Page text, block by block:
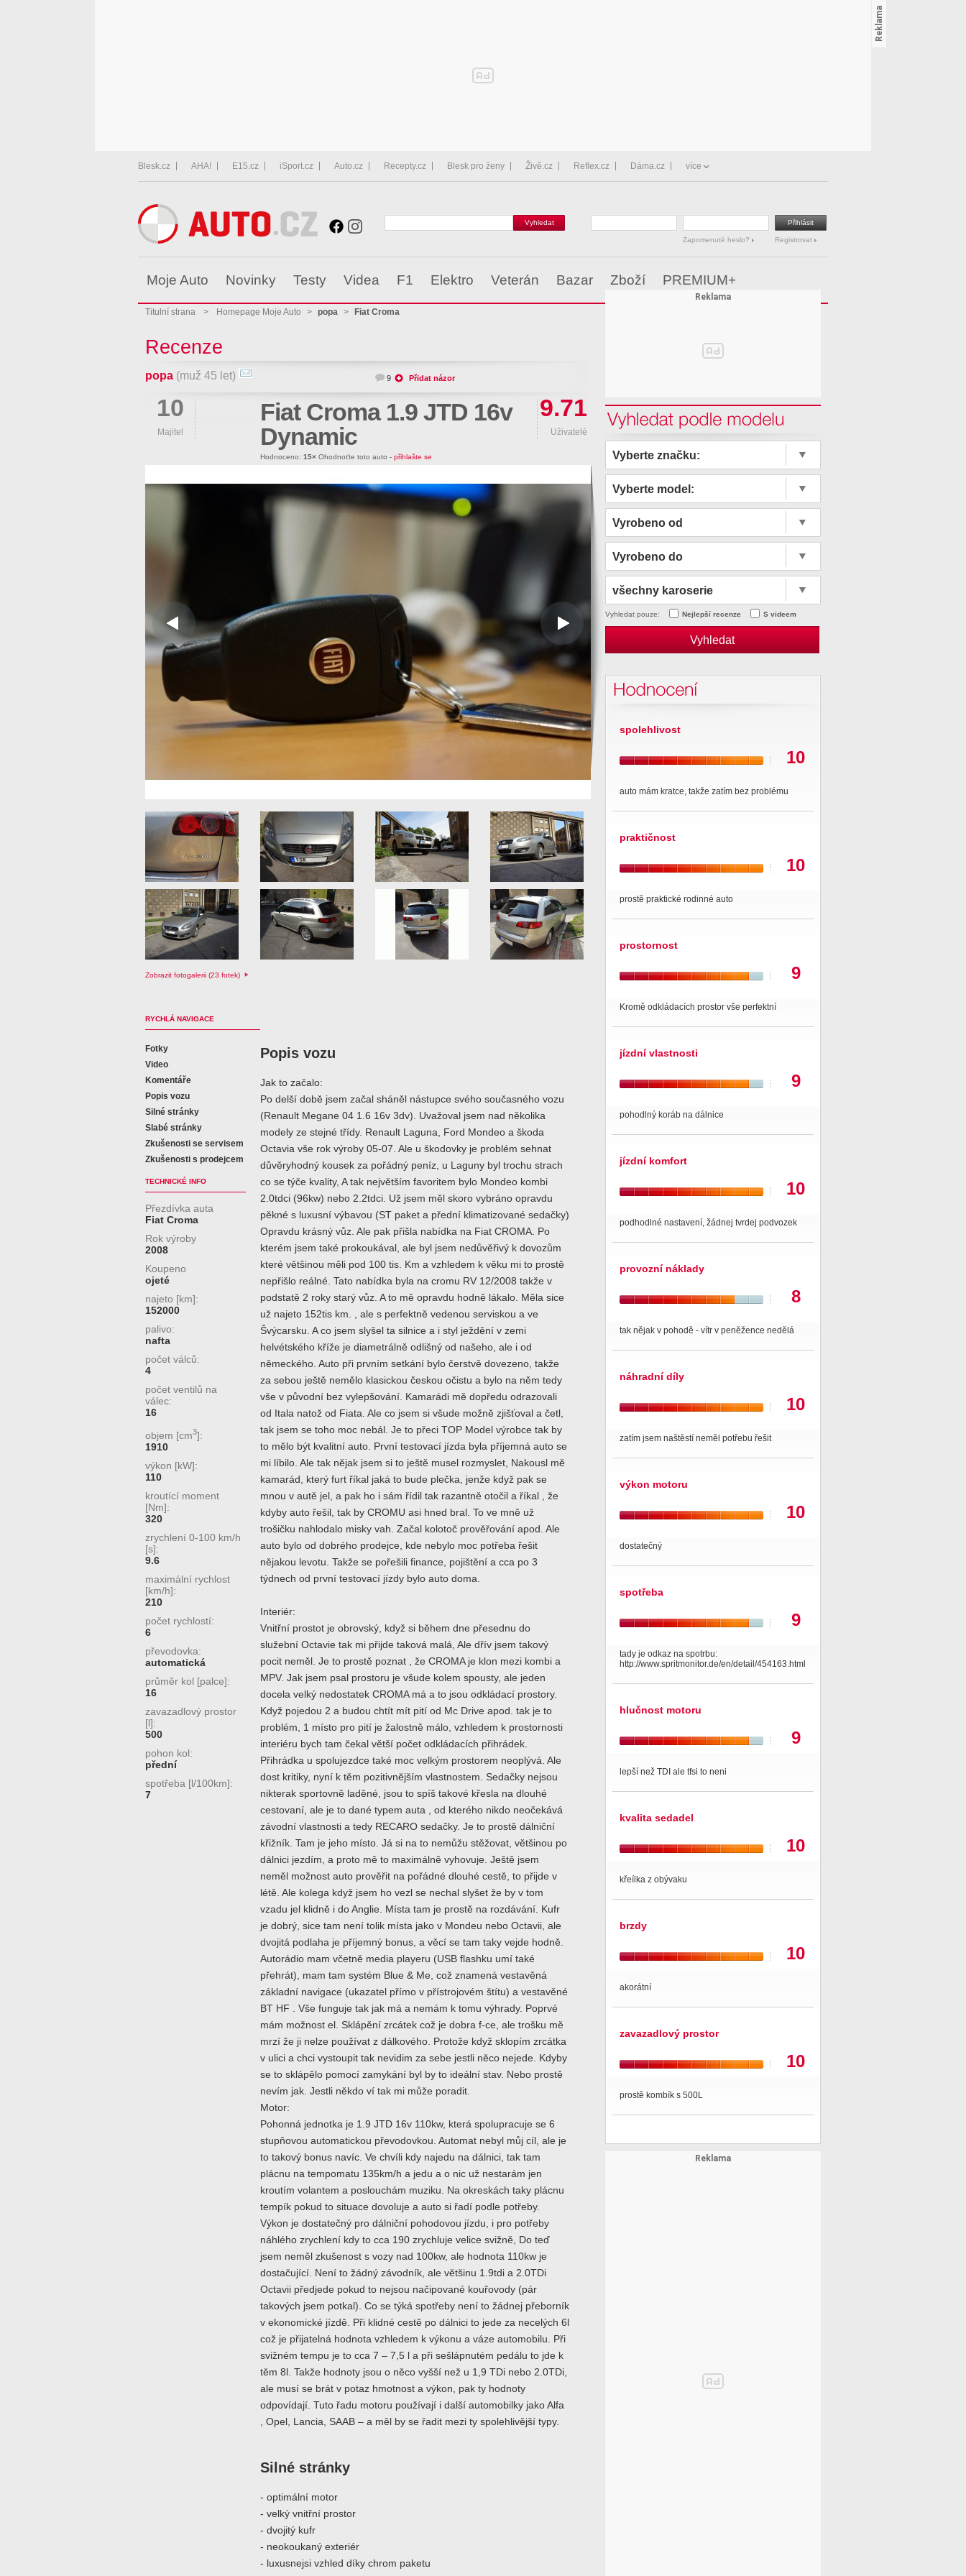
Blesk.cz AHA! E15.cz iSport.cz Auto.cz Recepty.cz Blesk pro ženy Živě.cz Reflex.cz Dáma.cz více
Zapomenuté heslo? Registrovat
Moje Auto Novinky Testy Videa F1 Elektro Veterán Bazar Zboží PREMIUM+
Titulní strana > Homepage Moje Auto > popa > Fiat Croma
Recenze
popa (muž 45 let) 9 Přidat názor
10
Majitel
Fiat Croma 1.9 JTD 16v
Dynamic
9.71
Uživatelé
Hodnoceno: 15× Ohodnoťte toto auto - přihlašte se
Zobrazit fotogalerii (23 fotek)
RYCHLÁ NAVIGACE
Fotky
Video
Komentáře
Popis vozu
Silné stránky
Slabé stránky
Zkušenosti se servisem
Zkušenosti s prodejcem
TECHNICKÉ INFO
Přezdívka auta
Fiat Croma
Rok výroby
2008
Koupeno
ojeté
najeto [km]:
152000
palivo:
nafta
počet válců:
4
počet ventilů na
válec:
16
objem [cm3]:
1910
výkon [kW]:
110
kroutící moment
[Nm]:
320
zrychlení 0-100 km/h
[s]:
9.6
maximální rychlost
[km/h]:
210
počet rychlostí:
6
převodovka:
automatická
průměr kol [palce]:
16
zavazadlový prostor
[l]:
500
pohon kol:
přední
spotřeba [l/100km]:
7
Popis vozu
Jak to začalo:
Po delší době jsem začal sháněl nástupce svého současného vozu
(Renault Megane 04 1.6 16v 3dv). Uvažoval jsem nad několika
modely ze stejné třídy. Renault Laguna, Ford Mondeo a škoda
Octavia vše rok výroby 05-07. Ale u škodovky je problém sehnat
důvěryhodný kousek za pořádný peníz, u Laguny byl trochu strach
co se týče kvality, A tak největším favoritem bylo Mondeo kombi
2.0tdci (96kw) nebo 2.2tdci. Už jsem měl skoro vybráno opravdu
pěkné s luxusní výbavou (ST paket a přední klimatizované sedačky)
Opravdu krásný vůz. Ale pak přišla nabídka na Fiat CROMA. Po
kterém jsem také prokoukával, ale byl jsem nedůvěřivý k dovozům
které většinou měli pod 100 tis. Km a vzhledem k věku mi to prostě
nepřišlo reálné. Tato nabídka byla na cromu RV 12/2008 takže v
podstatě 2 roky starý vůz. A to mě opravdu hodně lákalo. Měla sice
už najeto 152tis km. , ale s perfektně vedenou serviskou a ve
Švýcarsku. A co jsem slyšel ta silnice a i styl ježdění v zemi
helvétského kříže je diametrálně odlišný od našeho, ale i od
německého. Auto při prvním setkání bylo čerstvě dovezeno, takže
za sebou ještě nemělo klasickou českou očistu a bylo na něm tedy
vše v původní bez vylepšování. Kamarádi mě dopředu odrazovali
od Itala natož od Fiata. Ale co jsem si všude možně zjišťoval a četl,
tak jsem se toho moc nebál. Je to přeci TOP Model výrobce tak by
to mělo být kvalitní auto. První testovací jízda byla příjemná auto se
mi líbilo. Ale tak nějak jsem si to ještě musel rozmyslet, Nakousl mě
kamarád, který furt říkal jaká to bude plečka, jenže když pak se
mnou v autě jel, a pak ho i sám řídil tak razantně otočil a říkal , že
kdyby auto řešil, tak by CROMU asi hned bral. To ve mně už
trošičku nahlodalo misky vah. Začal kolotoč prověřování apod. Ale
auto bylo od dobrého prodejce, kde nebylo moc potřeba řešit
nějakou levotu. Takže se pořešili finance, pojištění a cca po 3
týdnech od první testovací jízdy bylo auto doma.
Interiér:
Vnitřní prostot je obrovský, když si během dne přesednu do
služební Octavie tak mi přijde taková malá, Ale dřív jsem takový
pocit neměl. Je to prostě poznat , že CROMA je klon mezi kombi a
MPV. Jak jsem psal prostoru je všude kolem spousty, ale jeden
docela velký nedostatek CROMA má a to jsou odkládací prostory.
Když pojedou 2 a budou chtít mít pití od Mc Drive apod. tak je to
problém, 1 místo pro pití je žalostně málo, vzhledem k prostornosti
interiéru bych tam čekal větší počet odkládacích přihrádek.
Přihrádka u spolujezdce také moc velkým prostorem neoplývá. Ale
dost kritiky, nyní k těm pozitivnějším vlastnostem. Sedačky nejsou
nikterak sportovně laděné, jsou to spíš takové křesla na dlouhé
cestovaní, ale je to dané typem auta , od kterého nikdo neočekává
závodní vlastnosti a tedy RECARO sedačky. Je to prostě dálniční
křižník. Tam je jeho místo. Já si na to nemůžu stěžovat, většinou po
dálnici jezdím, a proto mě to maximálně vyhovuje. Ještě jsem
neměl možnost auto prověřit na pořádné dlouhé cestě, to přijde v
létě. Ale kolega když jsem ho vezl se nechal slyšet že by v tom
vzadu jel klidně i do Anglie. Místa tam je prostě na rozdávání. Kufr
je dobrý, sice tam není tolik místa jako v Mondeu nebo Octavii, ale
dvojitá podlaha je příjemný bonus, a věcí se tam taky vejde hodně.
Autorádio mam včetně media playeru (USB flashku umí také
přehrát), mam tam systém Blue & Me, což znamená vestavěná
základní navigace (ukazatel přímo v přístrojovém štítu) a vestavěné
BT HF . Vše funguje tak jak má a nemám k tomu výhrady. Poprvé
mám možnost el. Sklápění zrcátek což je dobra f-ce, ale trošku mě
mrzí že ji nelze používat z dálkového. Protože když sklopím zrcátka
v ulici a chci vystoupit tak nevidim za sebe jestli něco nejede. Kdyby
se to sklápělo pomocí zamykání byl by to ideální stav. Nebo prostě
nevím jak. Jestli někdo ví tak mi může poradit.
Motor:
Pohonná jednotka je 1.9 JTD 16v 110kw, která spolupracuje se 6
stupňovou automatickou převodovkou. Automat nebyl můj cíl, ale je
to takový bonus navíc. Ve chvíli kdy najedu na dálnici, tak tam
plácnu na tempomatu 135km/h a jedu a o nic už nestarám jen
kroutím volantem a poslouchám muziku. Na okreskách taky plácnu
tempík pokud to situace dovoluje a auto si řadí podle potřeby.
Výkon je dostatečný pro dálniční pohodovou jízdu, i pro potřeby
náhlého zrychlení kdy to cca 190 zrychluje velice svižně, Do teď
jsem neměl zkušenost s vozy nad 100kw, ale hodnota 110kw je
dostačující. Není to žádný závodník, ale většinu 1.9tdi a 2.0TDi
Octavii předjede pokud to nejsou načipované kouřovody (pár
takových jsem potkal). Co se týká spotřeby není to žádnej přeborník
v ekonomické jízdě. Při klidné cestě po dálnici to jede za necelých 6l
což je přijatelná hodnota vzhledem k výkonu a váze automobilu. Při
svižném tempu je to cca 7 – 7,5 l a při sešlápnutém pedálu to jde k
těm 8l. Takže hodnoty jsou o něco vyšší než u 1,9 TDi nebo 2.0TDi,
ale musí se brát v potaz hmotnost a výkon, pak ty hodnoty
odpovídají. Tuto řadu motoru používají i další automobilky jako Alfa
, Opel, Lancia, SAAB – a měl by se řadit mezi ty spolehlivější typy.
Silné stránky
- optimální motor
- velký vnitřní prostor
- dvojitý kufr
- neokoukaný exteriér
- luxusnejsi vzhled díky chrom paketu
Vyhledat podle modelu
Vyberte značku:
Vyberte model:
Vyrobeno od
Vyrobeno do
všechny karoserie
Vyhledat pouze: Nejlepší recenze S videem
Hodnocení
spolehlivost
10
auto mám kratce, takže zatím bez problému
praktičnost
10
prostě praktické rodinné auto
prostornost
9
Kromě odkládacích prostor vše perfektní
jízdní vlastnosti
9
pohodlný koráb na dálnice
jízdní komfort
10
podhodlné nastavení, žádnej tvrdej podvozek
provozní náklady
8
tak nějak v pohodě - vítr v peněžence nedělá
náhradní díly
10
zatím jsem naštěstí neměl potřebu řešit
výkon motoru
10
dostatečný
spotřeba
9
tady je odkaz na spotrbu:
http://www.spritmonitor.de/en/detail/454163.html
hlučnost motoru
9
lepší než TDI ale tfsi to neni
kvalita sedadel
10
křeílka z obývaku
brzdy
10
akorátní
zavazadlový prostor
10
prostě kombík s 500L